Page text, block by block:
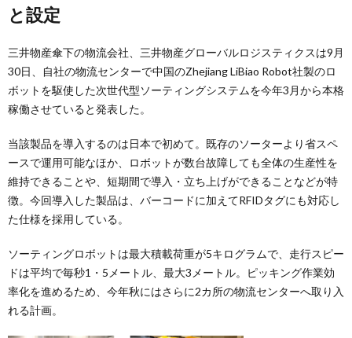
と設定
三井物産傘下の物流会社、三井物産グローバルロジスティクスは9月
30日、自社の物流センターで中国のZhejiang LiBiao Robot社製のロ
ボットを駆使した次世代型ソーティングシステムを今年3月から本格
稼働させていると発表した。
当該製品を導入するのは日本で初めて。既存のソーターより省スペ
ースで運用可能なほか、ロボットが数台故障しても全体の生産性を
維持できることや、短期間で導入・立ち上げができることなどが特
徴。今回導入した製品は、バーコードに加えてRFIDタグにも対応し
た仕様を採用している。
ソーティングロボットは最大積載荷重が5キログラムで、走行スピー
ドは平均で毎秒1・5メートル、最大3メートル。ピッキング作業効
率化を進めるため、今年秋にはさらに2カ所の物流センターへ取り入
れる計画。